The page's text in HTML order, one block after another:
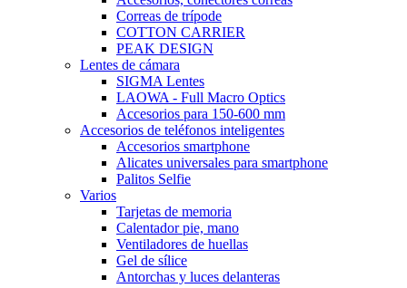
Correas de trípode
COTTON CARRIER
PEAK DESIGN
Lentes de cámara
SIGMA Lentes
LAOWA - Full Macro Optics
Accesorios para 150-600 mm
Accesorios de teléfonos inteligentes
Accesorios smartphone
Alicates universales para smartphone
Palitos Selfie
Varios
Tarjetas de memoria
Calentador pie, mano
Ventiladores de huellas
Gel de sílice
Antorchas y luces delanteras